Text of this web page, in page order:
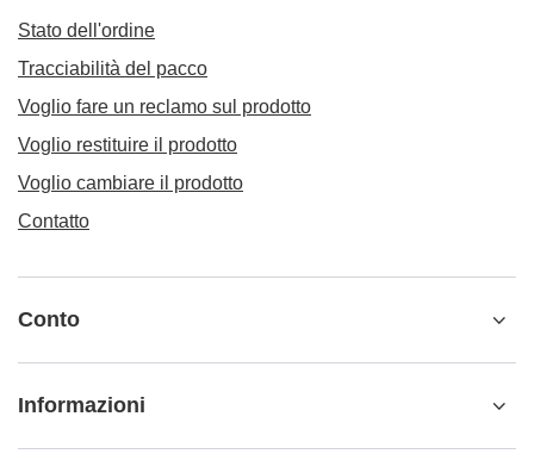
Stato dell'ordine
Tracciabilità del pacco
Voglio fare un reclamo sul prodotto
Voglio restituire il prodotto
Voglio cambiare il prodotto
Contatto
Conto
Informazioni